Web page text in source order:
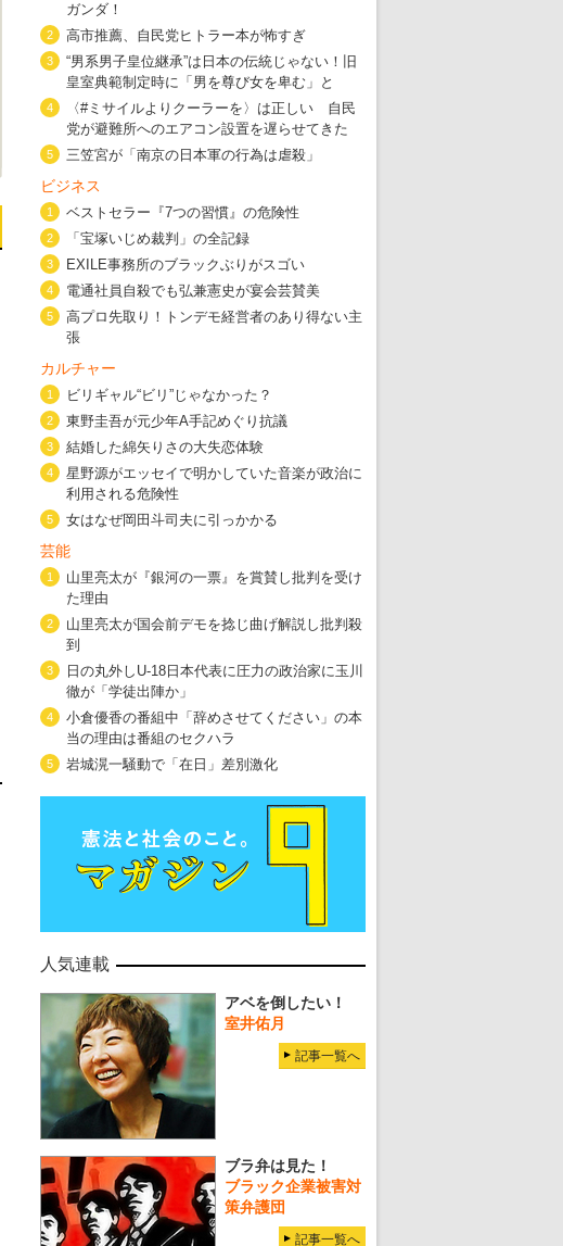
・
五輪関係者が入国当日、築地を散歩！
・ 五輪でIOCラウンジ以外にVIPルーム、広告代理店は物品購入
ガンダ！
2 高市推薦、自民党ヒトラー本が怖すぎ
3
“男系男子皇位継承”は日本の伝統じゃない！旧
皇室典範制定時に「男を尊び女を卑む」と
4
〈#ミサイルよりクーラーを〉は正しい 自民
党が避難所へのエアコン設置を遅らせてきた
5 三笠宮が「南京の日本軍の行為は虐殺」
ビジネス
1 ベストセラー『7つの習慣』の危険性
2 「宝塚いじめ裁判」の全記録
3 EXILE事務所のブラックぶりがスゴい
4 電通社員自殺でも弘兼憲史が宴会芸賛美
5
高プロ先取り！トンデモ経営者のあり得ない主
張
カルチャー
1 ビリギャル“ビリ”じゃなかった？
2 東野圭吾が元少年A手記めぐり抗議
3 結婚した綿矢りさの大失恋体験
4
星野源がエッセイで明かしていた音楽が政治に
利用される危険性
5 女はなぜ岡田斗司夫に引っかかる
芸能
1
山里亮太が『銀河の一票』を賞賛し批判を受け
た理由
2
山里亮太が国会前デモを捻じ曲げ解説し批判殺
到
3
日の丸外しU-18日本代表に圧力の政治家に玉川
徹が「学徒出陣か」
4
小倉優香の番組中「辞めさせてください」の本
当の理由は番組のセクハラ
5 岩城滉一騒動で「在日」差別激化
人気連載
アベを倒したい！
室井佑月
記事一覧へ
ブラ弁は見た！
ブラック企業被害対
策弁護団
記事一覧へ